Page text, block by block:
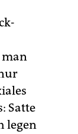
man
Satte
legen